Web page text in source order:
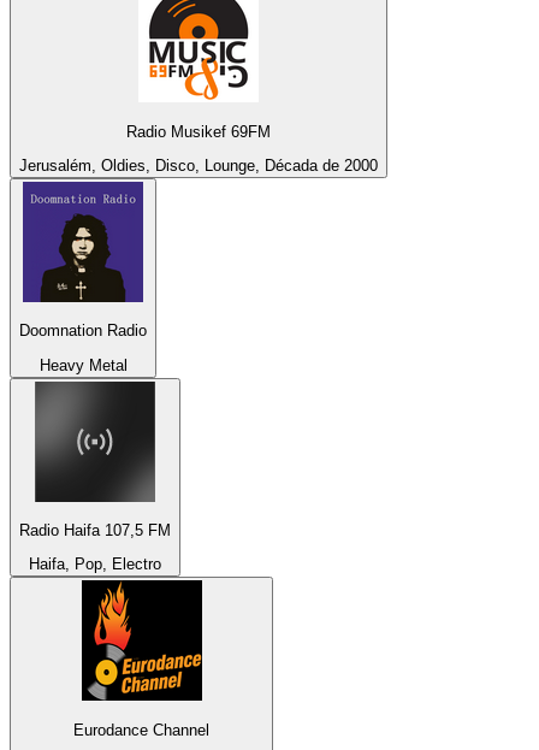
Radio Musikef 69FM
Jerusalém, Oldies, Disco, Lounge, Década de 2000
Doomnation Radio
Heavy Metal
Radio Haifa 107,5 FM
Haifa, Pop, Electro
Eurodance Channel